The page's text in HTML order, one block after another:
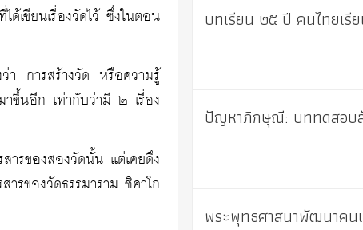
ด้เขียนเรื่องวัดไว้ ซึ่งในตอน
า การสร้างวัด หรือความรู้
าขึ้นอีก เท่ากับว่ามี ๒ เรื่อง
ารของสองวัดนั้น แต่เคยดึง
ารของวัดธรรมาราม ชิคาโก
บทเรียน ๒๕ ปี คนไทยเรี
ปัญหาภิกษุณี: บททดสอบ
พระพุทธศาสนาพัฒนาคน